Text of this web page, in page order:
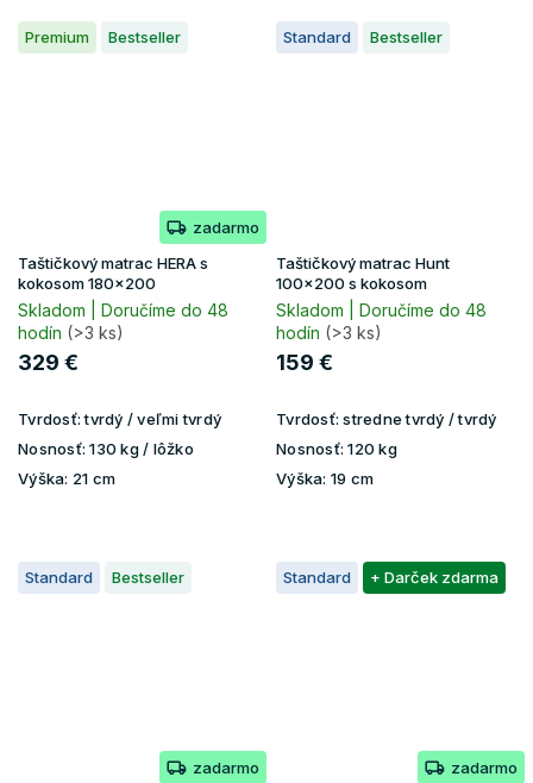
Premium Bestseller
zadarmo
Taštičkový matrac HERA s
kokosom 180x200
Skladom | Doručíme do 48
hodín (>3 ks)
329 €
Tvrdosť:tvrdý / veľmi tvrdý
Nosnosť: 130 kg / lôžko
Výška: 21 cm
Standard Bestseller
Taštičkový matrac Hunt
100x200 s kokosom
Skladom | Doručíme do 48
hodín (>3 ks)
159 €
Tvrdosť: stredne tvrdý / tvrdý
Nosnosť: 120 kg
Výška: 19 cm
Standard Bestseller
zadarmo
Standard + Darček zdarma
zadarmo